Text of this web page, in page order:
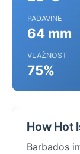
PADAVINE
64 mm
VLAŽNOST
75%
How Hot
Barbados